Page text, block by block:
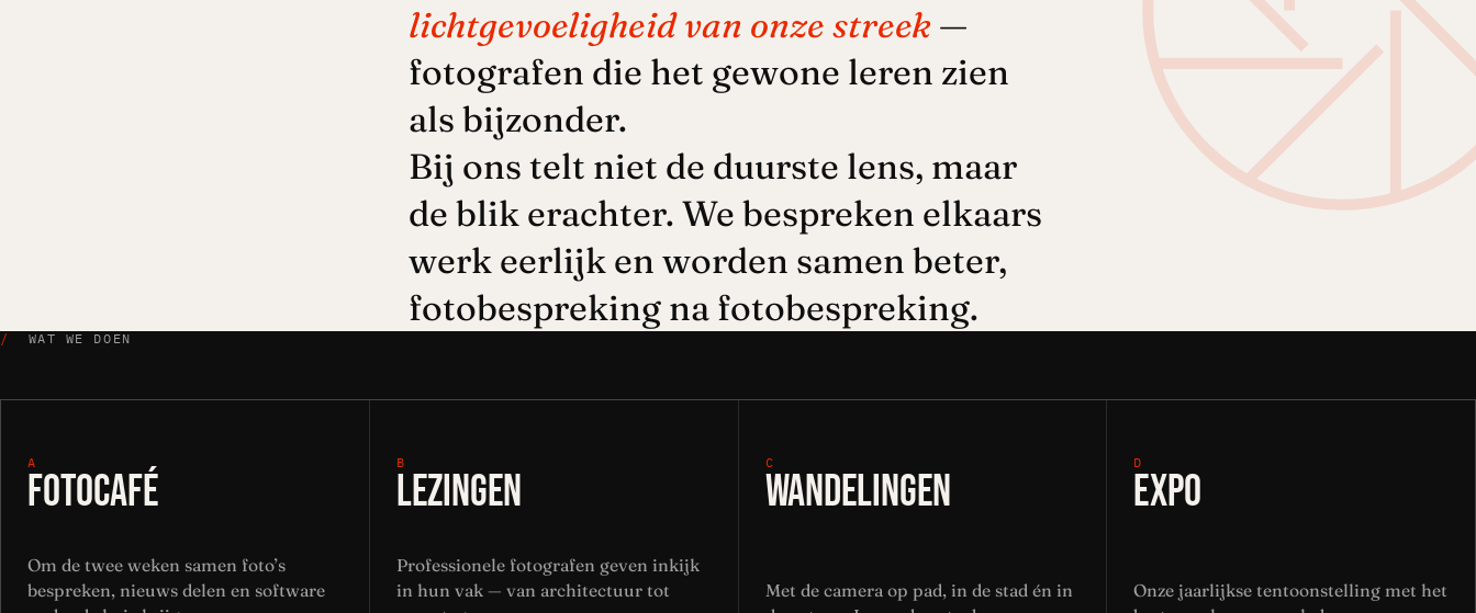
lichtgevoeligheid van onze streek —
fotografen die het gewone leren zien
als bijzonder.
Bij ons telt niet de duurste lens, maar
de blik erachter. We bespreken elkaars
werk eerlijk en worden samen beter,
fotobespreking na fotobespreking.
/ WAT WE DOEN
A
FOTOCAFÉ
Om de twee weken samen foto’s
bespreken, nieuws delen en software
B
LEZINGEN
Professionele fotografen geven inkijk
in hun vak — van architectuur tot
C
WANDELINGEN
Met de camera op pad, in de stad én in
D
EXPO
Onze jaarlijkse tentoonstelling met het